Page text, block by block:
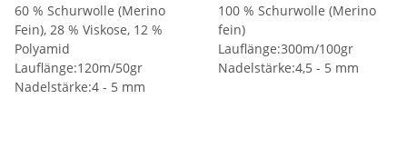
60 % Schurwolle (Merino
Fein), 28 % Viskose, 12 %
Polyamid
Lauflänge:120m/50gr
Nadelstärke:4 - 5 mm
100 % Schurwolle (Merino
fein)
Lauflänge:300m/100gr
Nadelstärke:4,5 - 5 mm